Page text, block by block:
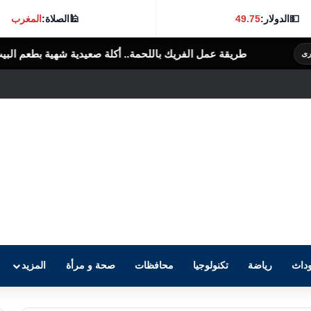
💵الدولار:49.75
🕌الصلاة:المغرب
باللحمة.. أكلة صعيدية شهية بطعم البيت المصري الرأى العام المصرى
رياضة تكنولوجيا محافظات صحة و مرأة المزيد